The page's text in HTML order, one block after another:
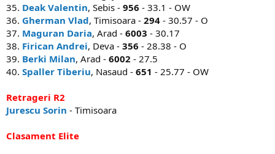
35. Deak Valentin, Sebis - 956 - 33.1 - OW
36. Gherman Vlad, Timisoara - 294 - 30.57 - O
37. Maguran Daria, Arad - 6003 - 30.17
38. Firican Andrei, Deva - 356 - 28.38 - O
39. Berki Milan, Arad - 6002 - 27.5
40. Spaller Tiberiu, Nasaud - 651 - 25.77 - OW
Retrageri R2
Jurescu Sorin - Timisoara
Clasament Elite